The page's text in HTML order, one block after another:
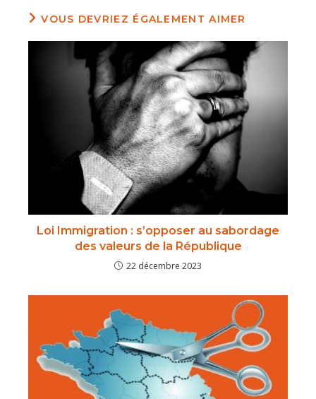
VOUS DEVRIEZ ÉGALEMENT AIMER
Loi Immigration : s’opposer au sabordage
des valeurs de la République
22 décembre 2023